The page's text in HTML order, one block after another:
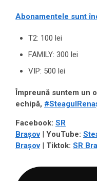
Abonamentele sunt
T2: 100 lei
FAMILY: 300 lei
VIP: 500 lei
Împreună suntem un
echipă,
Facebook: SR
Brașov| YouTube:
Brașov| Tiktok: SR